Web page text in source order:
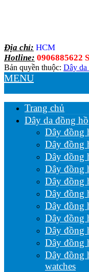
Địa chỉ: HCM
Hotline: 0906885622
Bản quyền thuộc: Dây da
MENU
Trang chủ
Dây da đồng hồ
Dây đồng
Dây đồng
Dây đồng
Dây đồng
Dây đồng
Dây đồng
Dây đồng
Dây đồng
Dây đồng
Dây đồng
Dây đồng
watches